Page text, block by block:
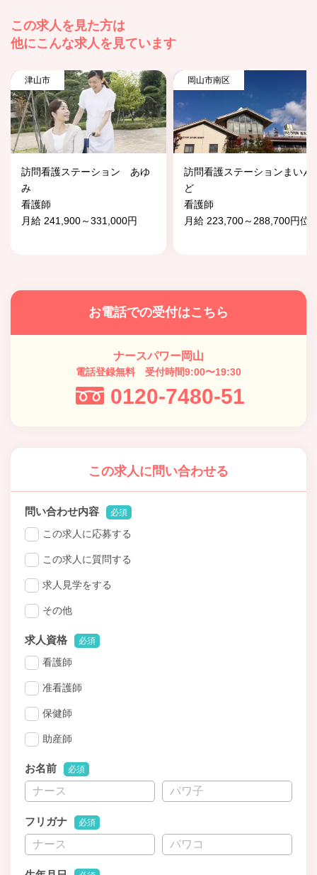
この求人を見た方は
他にこんな求人を見ています
津山市
訪問看護ステーション あゆ
み
看護師
月給 241,900～331,000円
岡山市南区
訪問看護ステーションまいん
ど
看護師
月給 223,700～288,700円位
お電話での受付はこちら
ナースパワー岡山
電話登録無料 受付時間9:00〜19:30
0120-7480-51
この求人に問い合わせる
問い合わせ内容 必須
この求人に応募する
この求人に質問する
求人見学をする
その他
求人資格 必須
看護師
准看護師
保健師
助産師
お名前 必須
フリガナ 必須